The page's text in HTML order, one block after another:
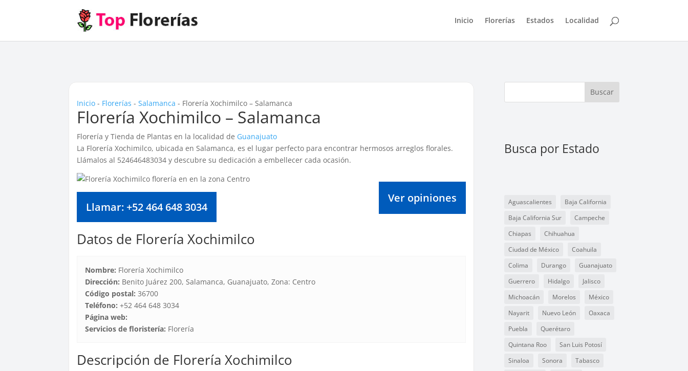
Inicio Florerías Estados Localidad
Inicio - Florerías -Salamanca - Florería Xochimilco – Salamanca
Florería Xochimilco – Salamanca
Florería y Tienda de Plantas en la localidad de Guanajuato
La Florería Xochimilco, ubicada en Salamanca, es el lugar perfecto para encontrar hermosos arreglos florales.
Llámalos al 524646483034 y descubre su dedicación a embellecer cada ocasión.
Llamar: +52 464 648 3034
Ver opiniones
Datos de Florería Xochimilco
Nombre: Florería Xochimilco
Dirección: Benito Juárez 200, Salamanca, Guanajuato, Zona: Centro
Código postal: 36700
Teléfono: +52 464 648 3034
Página web:
Servicios de floristería: Florería
Descripción de Florería Xochimilco
Buscar
Busca por Estado
Aguascalientes
Baja California
Baja California Sur
Campeche
Chiapas
Chihuahua
Ciudad de México
Coahuila
Colima
Durango
Guanajuato
Guerrero
Hidalgo
Jalisco
Michoacán
Morelos
México
Nayarit
Nuevo León
Oaxaca
Puebla
Querétaro
Quintana Roo
San Luis Potosí
Sinaloa
Sonora
Tabasco